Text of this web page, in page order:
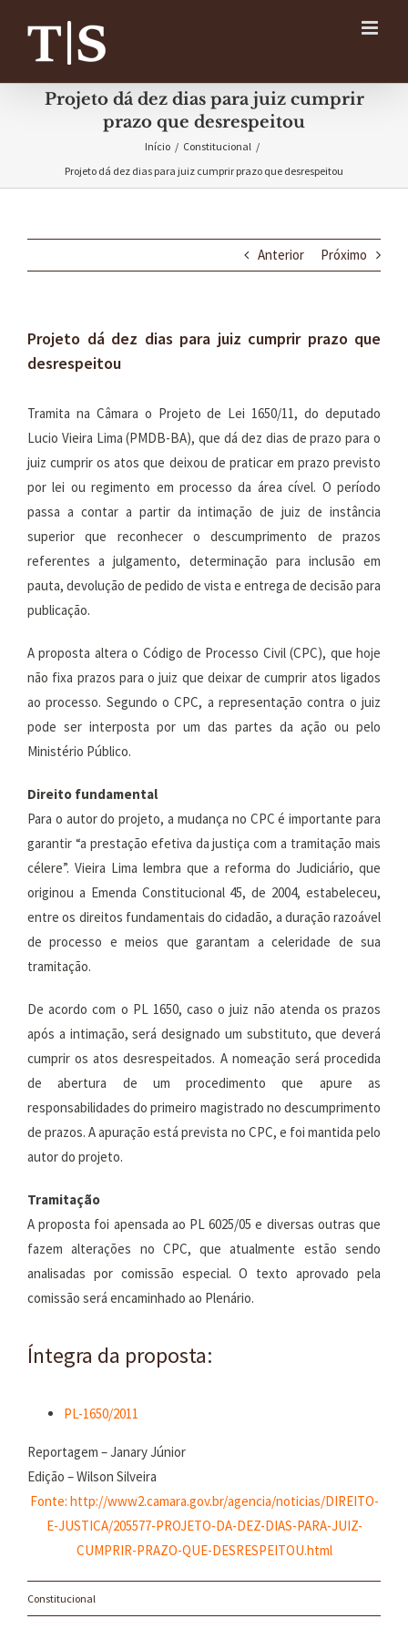
conteúdo
Projeto dá dez dias para juiz cumprir
prazo que desrespeitou
Início / Constitucional /
Projeto dá dez dias para juiz cumprir prazo que desrespeitou
Anterior Próximo
Projeto dá dez dias para juiz cumprir prazo que
desrespeitou
Tramita na Câmara o Projeto de Lei 1650/11, do deputado
Lucio Vieira Lima (PMDB-BA), que dá dez dias de prazo para o
juiz cumprir os atos que deixou de praticar em prazo previsto
por lei ou regimento em processo da área cível. O período
passa a contar a partir da intimação de juiz de instância
superior que reconhecer o descumprimento de prazos
referentes a julgamento, determinação para inclusão em
pauta, devolução de pedido de vista e entrega de decisão para
publicação.
A proposta altera o Código de Processo Civil (CPC), que hoje
não fixa prazos para o juiz que deixar de cumprir atos ligados
ao processo. Segundo o CPC, a representação contra o juiz
pode ser interposta por um das partes da ação ou pelo
Ministério Público.
Direito fundamental
Para o autor do projeto, a mudança no CPC é importante para
garantir “a prestação efetiva da justiça com a tramitação mais
célere”. Vieira Lima lembra que a reforma do Judiciário, que
originou a Emenda Constitucional 45, de 2004, estabeleceu,
entre os direitos fundamentais do cidadão, a duração razoável
de processo e meios que garantam a celeridade de sua
tramitação.
De acordo com o PL 1650, caso o juiz não atenda os prazos
após a intimação, será designado um substituto, que deverá
cumprir os atos desrespeitados. A nomeação será procedida
de abertura de um procedimento que apure as
responsabilidades do primeiro magistrado no descumprimento
de prazos. A apuração está prevista no CPC, e foi mantida pelo
autor do projeto.
Tramitação
A proposta foi apensada ao PL 6025/05 e diversas outras que
fazem alterações no CPC, que atualmente estão sendo
analisadas por comissão especial. O texto aprovado pela
comissão será encaminhado ao Plenário.
Íntegra da proposta:
PL-1650/2011
Reportagem – Janary Júnior
Edição – Wilson Silveira
Fonte: http://www2.camara.gov.br/agencia/noticias/DIREITO-
E-JUSTICA/205577-PROJETO-DA-DEZ-DIAS-PARA-JUIZ-
CUMPRIR-PRAZO-QUE-DESRESPEITOU.html
Constitucional